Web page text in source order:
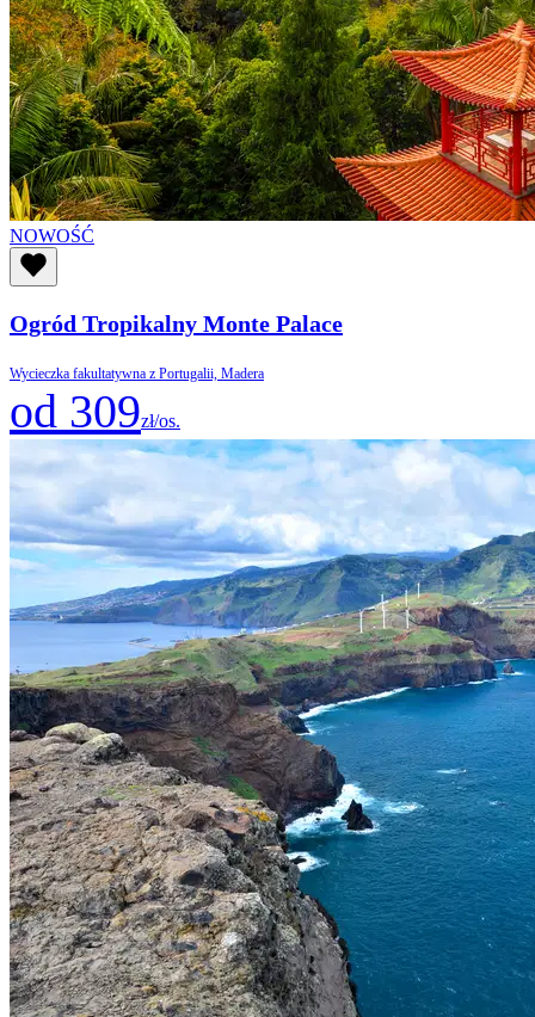
NOWOŚĆ
Ogród Tropikalny Monte Palace
Wycieczka fakultatywna z Portugalii, Madera
od 309zł/os.